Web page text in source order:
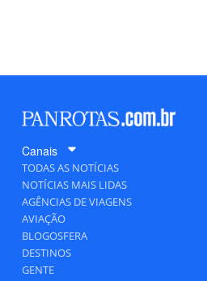
Canais
TODAS AS NOTÍCIAS
NOTÍCIAS MAIS LIDAS
AGÊNCIAS DE VIAGENS
AVIAÇÃO
BLOGOSFERA
DESTINOS
GENTE